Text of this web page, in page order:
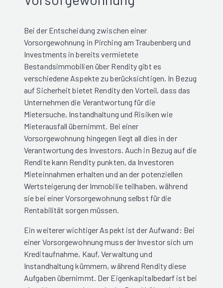
Bei der Entscheidung zwischen einer
Vorsorgewohnung in Pirching am Traubenberg und
Investments in bereits vermietete
Bestandsimmobilien über Rendity gibt es
verschiedene Aspekte zu berücksichtigen. In Bezug
auf Sicherheit bietet Rendity den Vorteil, dass das
Unternehmen die Verantwortung für die
Mietersuche, Instandhaltung und Risiken wie
Mieterausfall übernimmt. Bei einer
Vorsorgewohnung hingegen liegt all dies in der
Verantwortung des Investors. Auch in Bezug auf die
Rendite kann Rendity punkten, da Investoren
Mieteinnahmen erhalten und an der potenziellen
Wertsteigerung der Immobilie teilhaben, während
sie bei einer Vorsorgewohnung selbst für die
Rentabilität sorgen müssen.
Ein weiterer wichtiger Aspekt ist der Aufwand: Bei
einer Vorsorgewohnung muss der Investor sich um
Kreditaufnahme, Kauf, Verwaltung und
Instandhaltung kümmern, während Rendity diese
Aufgaben übernimmt. Der Eigenkapitalbedarf ist bei